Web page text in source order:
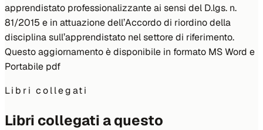
apprendistato professionalizzante ai sensi del D.lgs. n.
81/2015 e in attuazione dell’Accordo di riordino della
disciplina sull’apprendistato nel settore di riferimento.
Questo aggiornamento è disponibile in formato MS Word e
Portabile pdf
Libri collegati
Libri collegati a questo